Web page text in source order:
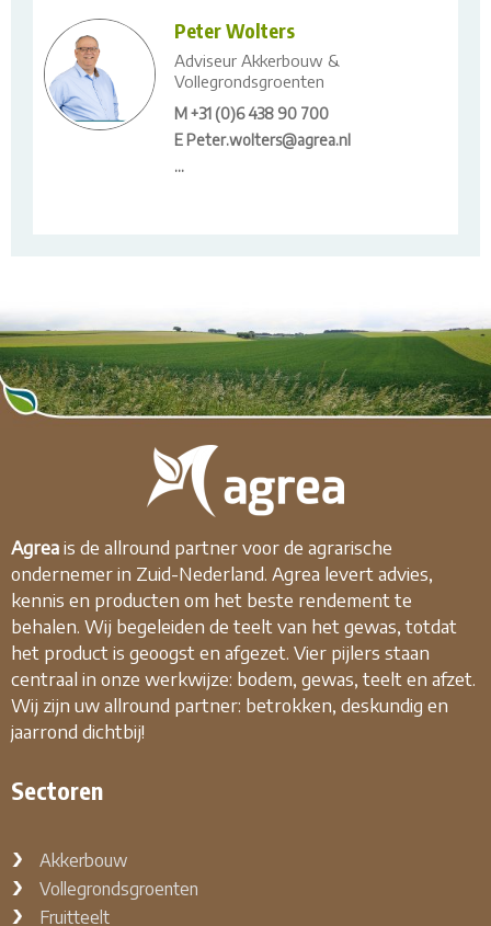
Peter Wolters
Adviseur Akkerbouw &
Vollegrondsgroenten
M +31 (0)6 438 90 700
E Peter.wolters@agrea.nl
...
Agreais de allround partner voor de agrarische
ondernemer in Zuid-Nederland. Agrea levert advies,
kennis en producten om het beste rendement te
behalen. Wij begeleiden de teelt van het gewas, totdat
het product is geoogst en afgezet. Vier pijlers staan
centraal in onze werkwijze: bodem, gewas, teelt en afzet.
Wij zijn uw allround partner: betrokken, deskundig en
jaarrond dichtbij!
Sectoren
Akkerbouw
Vollegrondsgroenten
Fruitteelt